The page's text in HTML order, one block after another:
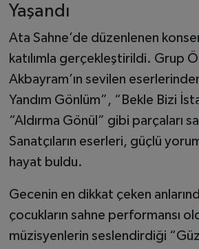
Yaşandı
Ata Sahne’de düzenlenen
katılımla gerçekleştirildi. Grup
Akbayram’ın sevilen
Yandım Gönlüm”, “Bekle Bizi
“Aldırma Gönül” gibi parçaları
Sanatçıların eserleri, güçlü
hayat buldu.
Gecenin en dikkat çeken
çocukların sahne performansı
müzisyenlerin seslendirdiği